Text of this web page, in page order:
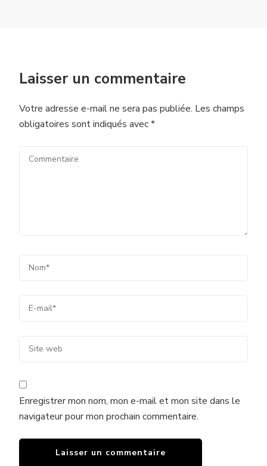
Laisser un commentaire
Votre adresse e-mail ne sera pas publiée. Les champs
obligatoires sont indiqués avec*
Enregistrer mon nom, mon e-mail et mon site dans le
navigateur pour mon prochain commentaire.